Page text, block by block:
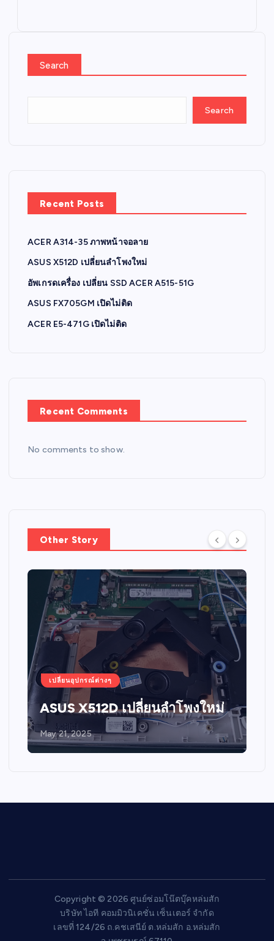
Search
Search
Recent Posts
ACER A314-35 ภาพหน้าจอลาย
ASUS X512D เปลี่ยนลำโพงใหม่
อัพเกรดเครื่อง เปลี่ยน SSD ACER A515-51G
ASUS FX705GM เปิดไม่ติด
ACER E5-471G เปิดไม่ติด
Recent Comments
No comments to show.
Other Story
เปลี่ยนอุปกรณ์ต่างๆ
ASUS X512D เปลี่ยนลำโพงใหม่
May 21, 2025
Copyright © 2026 ศูนย์ซ่อมโน๊ตบุ๊คหล่มสัก
บริษัท ไอที คอมมิวนิเคชั่น เซ็นเตอร์ จำกัด
เลขที่ 124/26 ถ.คชเสนีย์ ต.หล่มสัก อ.หล่มสัก